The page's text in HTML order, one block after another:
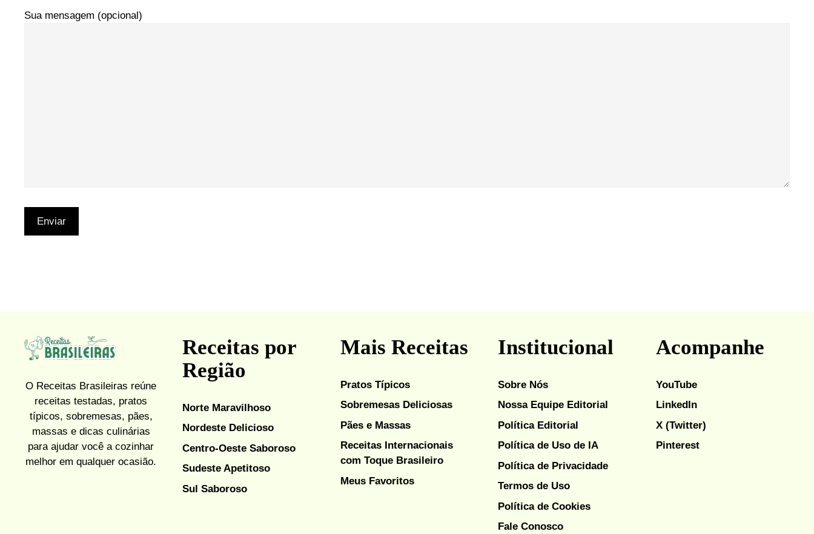
Sua mensagem (opcional)
O Receitas Brasileiras reúne
receitas testadas, pratos
típicos, sobremesas, pães,
massas e dicas culinárias
para ajudar você a cozinhar
melhor em qualquer ocasião.
Receitas por
Região
Norte Maravilhoso
Nordeste Delicioso
Centro-Oeste Saboroso
Sudeste Apetitoso
Sul Saboroso
Mais Receitas
Pratos Típicos
Sobremesas Deliciosas
Pães e Massas
Receitas Internacionais
com Toque Brasileiro
Meus Favoritos
Institucional
Sobre Nós
Nossa Equipe Editorial
Política Editorial
Política de Uso de IA
Política de Privacidade
Termos de Uso
Política de Cookies
Fale Conosco
Acompanhe
YouTube
LinkedIn
X (Twitter)
Pinterest